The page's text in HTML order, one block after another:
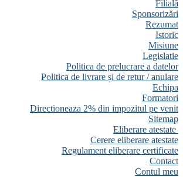
Filială
Sponsorizări
Rezumat
Istoric
Misiune
Legislatie
Politica de prelucrare a datelor
Politica de livrare și de retur / anulare
Echipa
Formatori
Directioneaza 2% din impozitul pe venit
Sitemap
Eliberare atestate
Cerere eliberare atestate
Regulament eliberare certificate
Contact
Contul meu